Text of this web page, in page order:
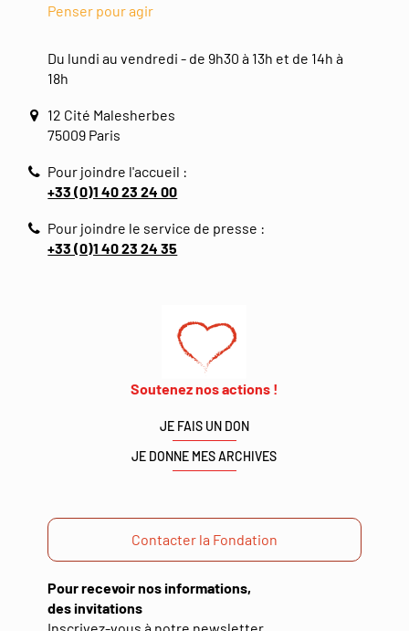
Penser pour agir
Du lundi au vendredi - de 9h30 à 13h et de 14h à
18h
12 Cité Malesherbes
75009 Paris
Pour joindre l'accueil :
+33 (0)1 40 23 24 00
Pour joindre le service de presse :
+33 (0)1 40 23 24 35
Soutenez nos actions !
JE FAIS UN DON
JE DONNE MES ARCHIVES
Contacter la Fondation
Pour recevoir nos informations,
des invitations
(ouverture